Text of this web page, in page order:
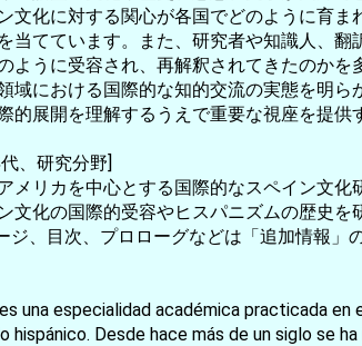
文化に対する関心が各国でどのように育
当てています。また、研究者や知識人、
ように受容され、再解釈されてきたのか
域における国際的な知的交流の実態を明
的展開を理解するうえで重要な視座を提供
、研究分野]
メリカを中心とする国際的なスペイン文
文化の国際的受容やヒスパニズムの歴史を
ジ、目次、プロローグなどは「追加情報」
una especialidad académica practicada
hispánico. Desde hace más de un siglo se